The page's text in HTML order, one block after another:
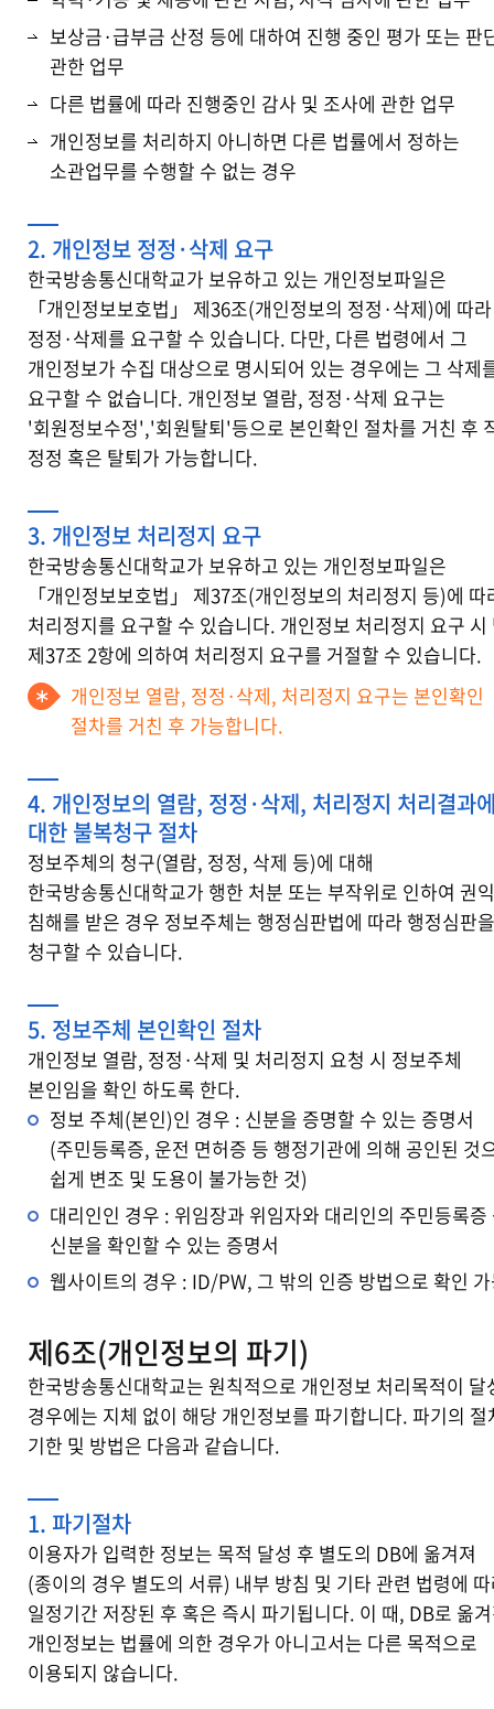
보상금·급부금 산정 등에 대하여 진행 중인 평가 또는 판
관한 업무
다른 법률에 따라 진행중인 감사 및 조사에 관한 업무
개인정보를 처리하지 아니하면 다른 법률에서 정하는
소관업무를 수행할 수 없는 경우
2. 개인정보 정정·삭제 요구
한국방송통신대학교가 보유하고 있는 개인정보파일은
「개인정보보호법」 제36조(개인정보의 정정·삭제)에 따라
정정·삭제를 요구할 수 있습니다. 다만, 다른 법령에서 그
개인정보가 수집 대상으로 명시되어 있는 경우에는 그 삭제
요구할 수 없습니다. 개인정보 열람, 정정·삭제 요구는
'회원정보수정','회원탈퇴'등으로 본인확인 절차를 거친 후
정정 혹은 탈퇴가 가능합니다.
3. 개인정보 처리정지 요구
한국방송통신대학교가 보유하고 있는 개인정보파일은
「개인정보보호법」 제37조(개인정보의 처리정지 등)에 따
처리정지를 요구할 수 있습니다. 개인정보 처리정지 요구 시
제37조 2항에 의하여 처리정지 요구를 거절할 수 있습니다.
개인정보 열람, 정정·삭제, 처리정지 요구는 본인확인
절차를 거친 후 가능합니다.
4. 개인정보의 열람, 정정·삭제, 처리정지 처리결과
대한 불복청구 절차
정보주체의 청구(열람, 정정, 삭제 등)에 대해
한국방송통신대학교가 행한 처분 또는 부작위로 인하여 권
침해를 받은 경우 정보주체는 행정심판법에 따라 행정심판을
청구할 수 있습니다.
5. 정보주체 본인확인 절차
개인정보 열람, 정정·삭제 및 처리정지 요청 시 정보주체
본인임을 확인 하도록 한다.
정보 주체(본인)인 경우 : 신분을 증명할 수 있는 증명서
(주민등록증, 운전 면허증 등 행정기관에 의해 공인된 것
쉽게 변조 및 도용이 불가능한 것)
대리인인 경우 : 위임장과 위임자와 대리인의 주민등록증
신분을 확인할 수 있는 증명서
웹사이트의 경우 : ID/PW, 그 밖의 인증 방법으로 확인
제6조(개인정보의 파기)
한국방송통신대학교는 원칙적으로 개인정보 처리목적이 달
경우에는 지체 없이 해당 개인정보를 파기합니다. 파기의 절
기한 및 방법은 다음과 같습니다.
1. 파기절차
이용자가 입력한 정보는 목적 달성 후 별도의 DB에 옮겨져
(종이의 경우 별도의 서류) 내부 방침 및 기타 관련 법령에
일정기간 저장된 후 혹은 즉시 파기됩니다. 이 때, DB로 옮
개인정보는 법률에 의한 경우가 아니고서는 다른 목적으로
이용되지 않습니다.